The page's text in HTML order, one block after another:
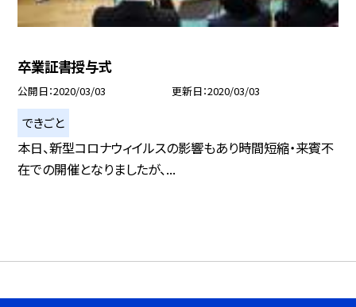
卒業証書授与式
公開日 2020/03/03 更新日 2020/03/03
できごと
本日、新型コロナウィイルスの影響もあり時間短縮・来賓不
在での開催となりましたが、...